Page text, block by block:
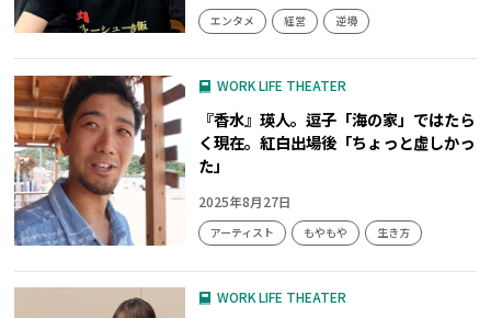
エンタメ 経営 逆境
WORK LIFE THEATER
『香水』瑛人。逗子「海の家」ではたら
く現在。紅白出場後「ちょっと虚しかっ
た」
2025年8月27日
アーティスト もやもや 生き方
WORK LIFE THEATER